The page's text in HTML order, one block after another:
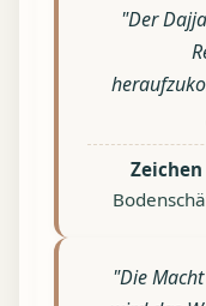
"Der
"Die